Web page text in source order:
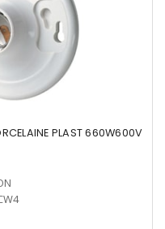
PLAST 660W600V